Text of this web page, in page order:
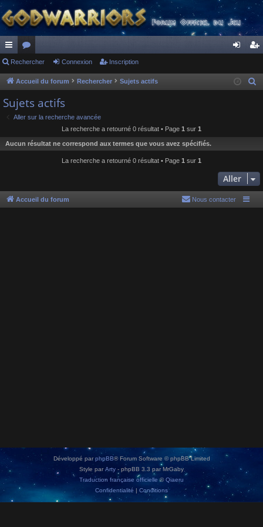
ac
co
ur
ci
or
u
s
ne cri
Rechercher Connexion Inscription
Accueil du forum Rechercher Sujets actifs
h
e
Sujets actifs
Aller sur la recherche avancée
La recherche a retourné 0 résultat • Page 1 sur 1
Aucun résultat ne correspond aux termes que vous avez spécifiés.
La recherche a retourné 0 résultat • Page 1 sur 1
Aller
Accueil du forum Nous contacter
Développé par phpBB® Forum Software © phpBB Limited
Style parArty - phpBB 3.3 par MrGaby
Traduction française officielle ©Qiaeru
Confidentialité | Conditions